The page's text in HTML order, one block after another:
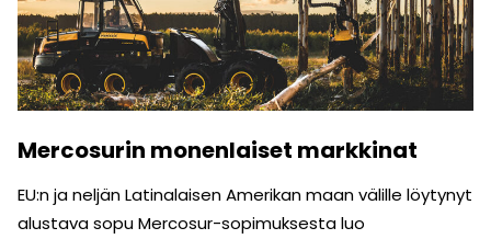
Mercosurin monenlaiset markkinat
EU:n ja neljän Latinalaisen Amerikan maan välille löytynyt
alustava sopu Mercosur-sopimuksesta luo